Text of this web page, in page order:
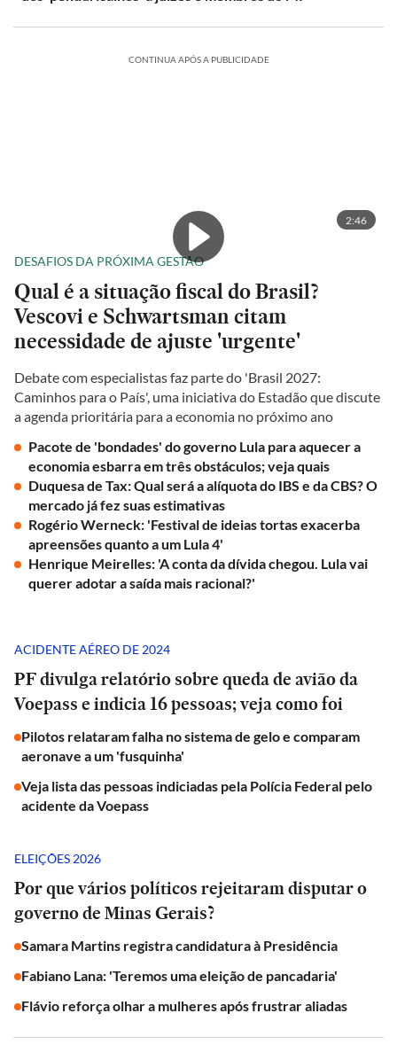
CONTINUA APÓS A PUBLICIDADE
2:46
DESAFIOS DA PRÓXIMA GESTÃO
Qual é a situação fiscal do Brasil?
Vescovi e Schwartsman citam
necessidade de ajuste 'urgente'
Debate com especialistas faz parte do 'Brasil 2027:
Caminhos para o País', uma iniciativa do Estadão que discute
a agenda prioritária para a economia no próximo ano
Pacote de 'bondades' do governo Lula para aquecer a
economia esbarra em três obstáculos; veja quais
Duquesa de Tax: Qual será a alíquota do IBS e da CBS? O
mercado já fez suas estimativas
Rogério Werneck: 'Festival de ideias tortas exacerba
apreensões quanto a um Lula 4'
Henrique Meirelles: 'A conta da dívida chegou. Lula vai
querer adotar a saída mais racional?'
ACIDENTE AÉREO DE 2024
PF divulga relatório sobre queda de avião da
Voepass e indicia 16 pessoas; veja como foi
Pilotos relataram falha no sistema de gelo e comparam
aeronave a um 'fusquinha'
Veja lista das pessoas indiciadas pela Polícia Federal pelo
acidente da Voepass
ELEIÇÕES 2026
Por que vários políticos rejeitaram disputar o
governo de Minas Gerais?
Samara Martins registra candidatura à Presidência
Fabiano Lana: 'Teremos uma eleição de pancadaria'
Flávio reforça olhar a mulheres após frustrar aliadas